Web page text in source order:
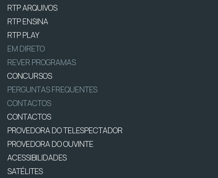
RTP ARQUIVOS
RTP ENSINA
RTP PLAY
EM DIRETO
REVER PROGRAMAS
CONCURSOS
PERGUNTAS FREQUENTES
CONTACTOS
CONTACTOS
PROVEDORA DO TELESPECTADOR
PROVEDORA DO OUVINTE
ACESSIBILIDADES
SATÉLITES